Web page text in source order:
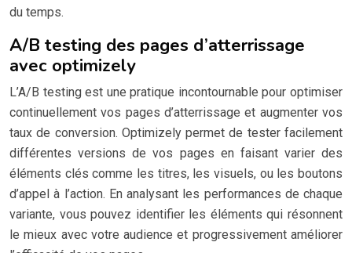
du temps.
A/B testing des pages d’atterrissage
avec optimizely
L’A/B testing est une pratique incontournable pour optimiser
continuellement vos pages d’atterrissage et augmenter vos
taux de conversion. Optimizely permet de tester facilement
différentes versions de vos pages en faisant varier des
éléments clés comme les titres, les visuels, ou les boutons
d’appel à l’action. En analysant les performances de chaque
variante, vous pouvez identifier les éléments qui résonnent
le mieux avec votre audience et progressivement améliorer